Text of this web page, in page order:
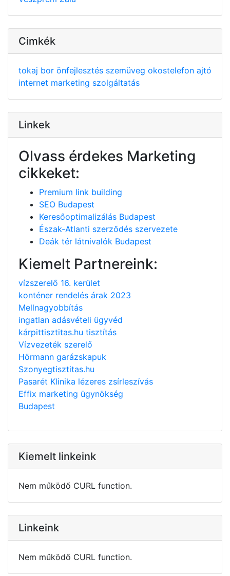
Cimkék
tokaj bor önfejlesztés szemüveg okostelefon ajtó
internet marketing szolgáltatás
Linkek
Olvass érdekes Marketing
cikkeket:
Premium link building
SEO Budapest
Keresőoptimalizálás Budapest
Észak-Atlanti szerződés szervezete
Deák tér látnivalók Budapest
Kiemelt Partnereink:
vízszerelő 16. kerület
konténer rendelés árak 2023
Mellnagyobbítás
ingatlan adásvételi ügyvéd
kárpittisztitas.hu tisztítás
Vízvezeték szerelő
Hörmann garázskapuk
Szonyegtisztitas.hu
Pasarét Klinika lézeres zsírleszívás
Effix marketing ügynökség
Budapest
Kiemelt linkeink
Nem működő CURL function.
Linkeink
Nem működő CURL function.